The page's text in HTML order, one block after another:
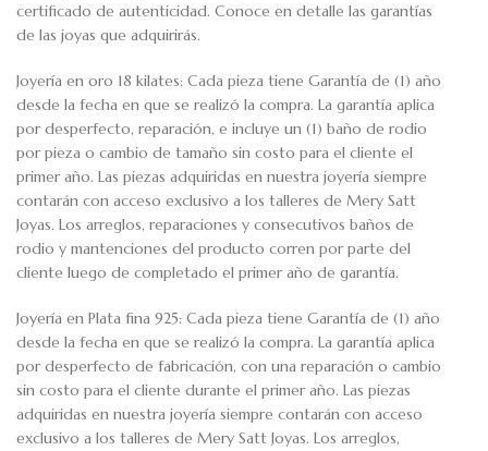
certificado de autenticidad. Conoce en detalle las garantías
de las joyas que adquirirás.
Joyería en oro 18 kilates: Cada pieza tiene Garantía de (1) año
desde la fecha en que se realizó la compra. La garantía aplica
por desperfecto, reparación, e incluye un (1) baño de rodio
por pieza o cambio de tamaño sin costo para el cliente el
primer año. Las piezas adquiridas en nuestra joyería siempre
contarán con acceso exclusivo a los talleres de Mery Satt
Joyas. Los arreglos, reparaciones y consecutivos baños de
rodio y mantenciones del producto corren por parte del
cliente luego de completado el primer año de garantía.
Joyería en Plata fina 925: Cada pieza tiene Garantía de (1) año
desde la fecha en que se realizó la compra. La garantía aplica
por desperfecto de fabricación, con una reparación o cambio
sin costo para el cliente durante el primer año. Las piezas
adquiridas en nuestra joyería siempre contarán con acceso
exclusivo a los talleres de Mery Satt Joyas. Los arreglos,